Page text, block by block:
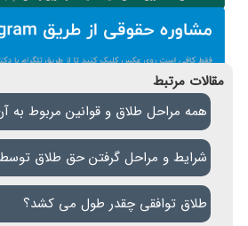
مقالات مرتبط
همه مراحل طلاق و قوانین مربوط به
شرایط و مراحل گرفتن حق طلاق
طلاق توافقی چقدر طول می کشد؟